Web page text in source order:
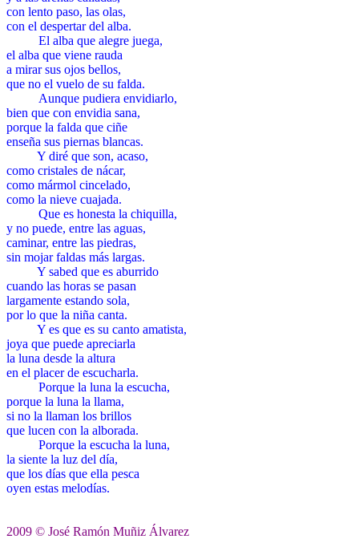
con lento paso, las olas,
con el despertar del alba.
El alba que alegre juega,
el alba que viene rauda
a mirar sus ojos bellos,
que no el vuelo de su falda.
Aunque pudiera envidiarlo,
bien que con envidia sana,
porque la falda que ciñe
enseña sus piernas blancas.
Y diré que son, acaso,
como cristales de nácar,
como mármol cincelado,
como la nieve cuajada.
Que es honesta la chiquilla,
y no puede, entre las aguas,
caminar, entre las piedras,
sin mojar faldas más largas.
Y sabed que es aburrido
cuando las horas se pasan
largamente estando sola,
por lo que la niña canta.
Y es que es su canto amatista,
joya que puede apreciarla
la luna desde la altura
en el placer de escucharla.
Porque la luna la escucha,
porque la luna la llama,
si no la llaman los brillos
que lucen con la alborada.
Porque la escucha la luna,
la siente la luz del día,
que los días que ella pesca
oyen estas melodías.
2009 © José Ramón Muñiz Álvarez